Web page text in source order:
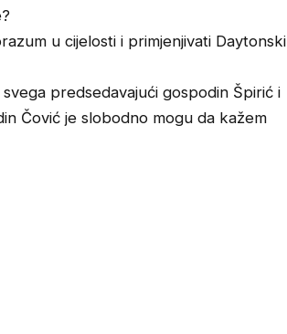
u cijelosti i primjenjivati Daytonski
predsedavajući gospodin Špirić i
Čović je slobodno mogu da kažem